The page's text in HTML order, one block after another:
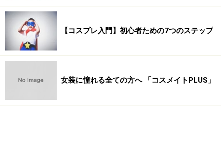
【コスプレ入門】初心者ための7つのステップ
女装に憧れる全ての方へ 「コスメイトPLUS」